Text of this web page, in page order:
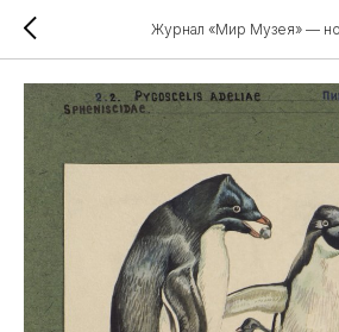
Журнал «Мир Музея» —